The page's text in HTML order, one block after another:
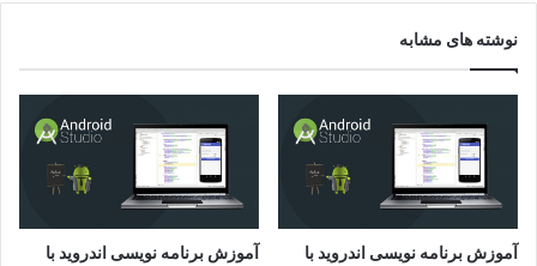
نوشته های مشابه
آموزش برنامه نویسی اندروید با
آموزش برنامه نویسی اندروید با